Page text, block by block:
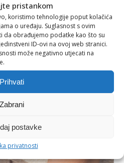
pristankom
koristimo tehnologije poput kolačića
o uređaju. Suglasnost s ovim
da obrađujemo podatke kao što su
ID-ovi na ovoj web stranici.
može negativno utjecati na
Prihvati
Zabrani
postavke
privatnosti